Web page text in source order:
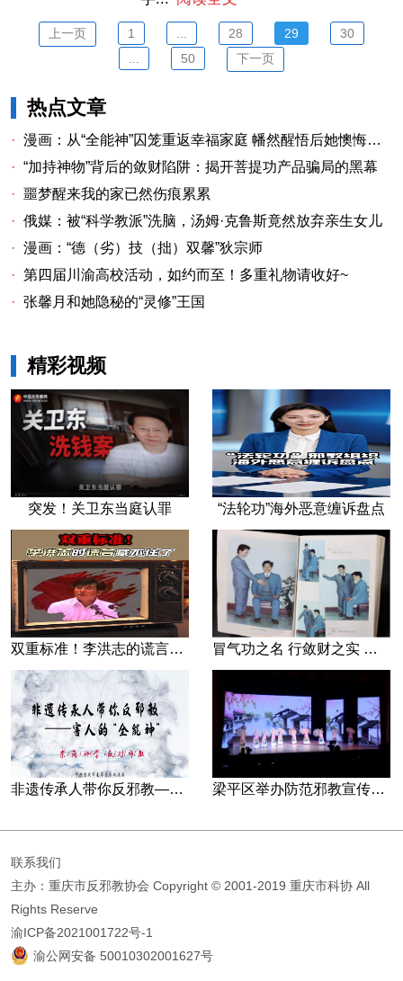
上一页 1 28 29
30
50 下一页
热点文章
· 漫画：从“全能神”囚笼重返幸福家庭 幡然醒悟后她懊悔不已
· “加持神物”背后的敛财陷阱：揭开菩提功产品骗局的黑幕
· 噩梦醒来我的家已然伤痕累累
· 俄媒：被“科学教派”洗脑，汤姆·克鲁斯竟然放弃亲生女儿
· 漫画：“德（劣）技（拙）双馨”狄宗师
· 第四届川渝高校活动，如约而至！多重礼物请收好~
· 张馨月和她隐秘的“灵修”王国
精彩视频
突发！关卫东当庭认罪 “法轮功”海外恶意缠诉盘点
双重标准！李洪志的谎言藏不住了 冒气功之名 行敛财之实 张宏堡义女“小倩”团伙覆灭记
非遗传承人带你反邪教—害人的“全能神” 梁平区举办防范邪教宣传专场文艺演出
联系我们
主办：重庆市反邪教协会 Copyright © 2001-2019 重庆市科协 All
Rights Reserve
渝ICP备2021001722号-1
渝公网安备 50010302001627号